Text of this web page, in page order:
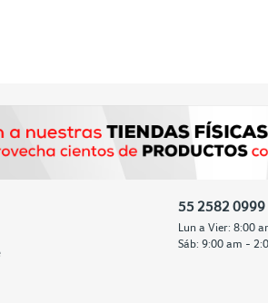
55 2582 0999
Lun a Vier: 8:00
Sáb: 9:00 am -